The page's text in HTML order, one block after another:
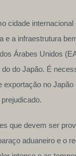
cidade
a infraestrutura
Árabes Unidos
do Japão. É
no
que devem ser
aduaneiro e o